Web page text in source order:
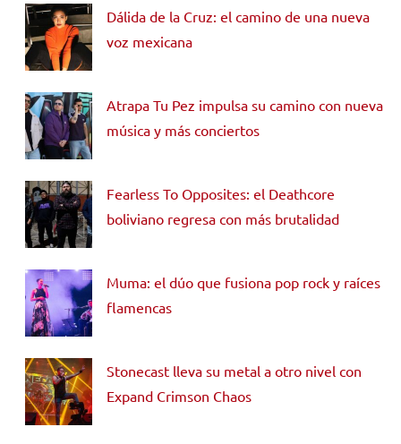
Dálida de la Cruz: el camino de una nueva
voz mexicana
Atrapa Tu Pez impulsa su camino con nueva
música y más conciertos
Fearless To Opposites: el Deathcore
boliviano regresa con más brutalidad
Muma: el dúo que fusiona pop rock y raíces
flamencas
Stonecast lleva su metal a otro nivel con
Expand Crimson Chaos